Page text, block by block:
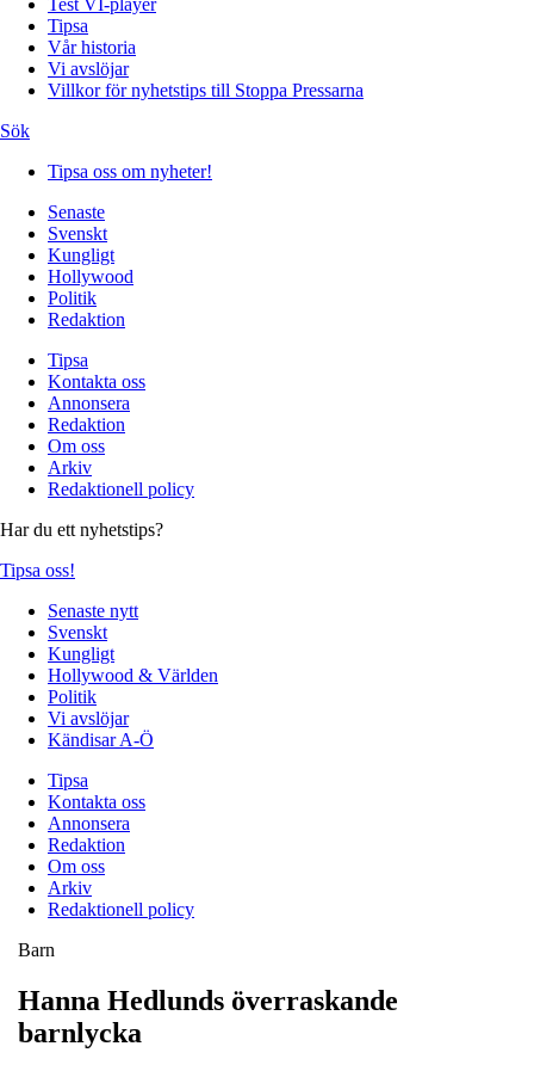
Test VI-player
Tipsa
Vår historia
Vi avslöjar
Villkor för nyhetstips till Stoppa Pressarna
Sök
Tipsa oss om nyheter!
Senaste
Svenskt
Kungligt
Hollywood
Politik
Redaktion
Tipsa
Kontakta oss
Annonsera
Redaktion
Om oss
Arkiv
Redaktionell policy
Har du ett nyhetstips?
Tipsa oss!
Senaste nytt
Svenskt
Kungligt
Hollywood & Världen
Politik
Vi avslöjar
Kändisar A-Ö
Tipsa
Kontakta oss
Annonsera
Redaktion
Om oss
Arkiv
Redaktionell policy
Barn
Hanna Hedlunds överraskande
barnlycka